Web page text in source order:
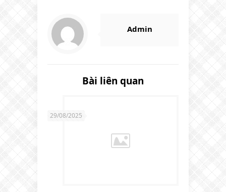
Admin
Bài liên quan
29/08/2025